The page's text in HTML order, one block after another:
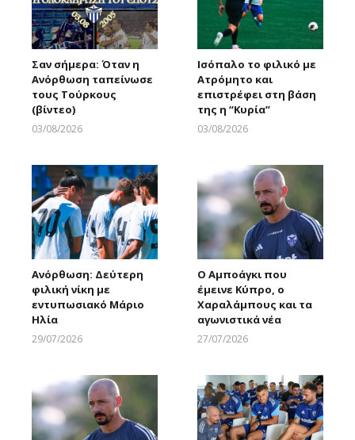
Σαν σήμερα: Όταν η
Ανόρθωση ταπείνωσε
τους Τούρκους
(βίντεο)
03/08/2026
Ισόπαλο το φιλικό με
Ατρόμητο και
επιστρέφει στη βάση
της η “Κυρία”
03/08/2026
Ανόρθωση: Δεύτερη
φιλική νίκη με
εντυπωσιακό Μάριο
Ηλία
29/07/2026
Ο Αμποάγκι που
έμεινε Κύπρο, ο
Χαραλάμπους και τα
αγωνιστικά νέα
27/07/2026